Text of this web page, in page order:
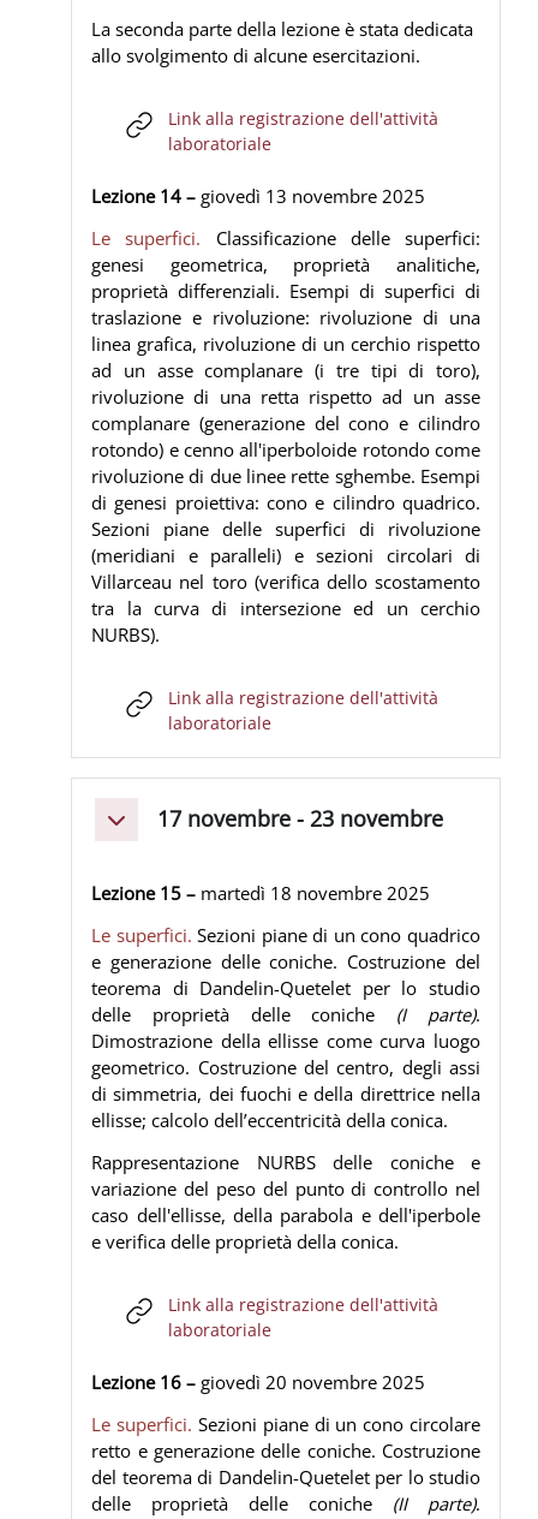
La seconda parte della lezione è stata dedicata
allo svolgimento di alcune esercitazioni.
Link alla registrazione dell'attività
laboratorialeURL
Lezione 14 –giovedì 13 novembre 2025
Le superfici. Classificazione delle superfici:
genesi geometrica, proprietà analitiche,
proprietà differenziali. Esempi di superfici di
traslazione e rivoluzione: rivoluzione di una
linea grafica, rivoluzione di un cerchio rispetto
ad un asse complanare (i tre tipi di toro),
rivoluzione di una retta rispetto ad un asse
complanare (generazione del cono e cilindro
rotondo) e cenno all'iperboloide rotondo come
rivoluzione di due linee rette sghembe. Esempi
di genesi proiettiva: cono e cilindro quadrico.
Sezioni piane delle superfici di rivoluzione
(meridiani e paralleli) e sezioni circolari di
Villarceau nel toro (verifica dello scostamento
tra la curva di intersezione ed un cerchio
NURBS).
Link alla registrazione dell'attività
laboratorialeURL
Minimizza17 novembre - 23 novembre
Lezione 15 – martedì 18 novembre 2025
Le superfici.Sezioni piane di un cono quadrico
e generazione delle coniche. Costruzione del
teorema di Dandelin-Quetelet per lo studio
delle proprietà delle coniche (I parte).
Dimostrazione della ellisse come curva luogo
geometrico. Costruzione del centro, degli assi
di simmetria, dei fuochi e della direttrice nella
ellisse; calcolo dell’eccentricità della conica.
Rappresentazione NURBS delle coniche e
variazione del peso del punto di controllo nel
caso dell'ellisse, della parabola e dell'iperbole
e verifica delle proprietà della conica.
Link alla registrazione dell'attività
laboratorialeURL
Lezione 16 –giovedì 20 novembre 2025
Le superfici. Sezioni piane di un cono circolare
retto e generazione delle coniche. Costruzione
del teorema di Dandelin-Quetelet per lo studio
delle proprietà delle coniche (II parte).